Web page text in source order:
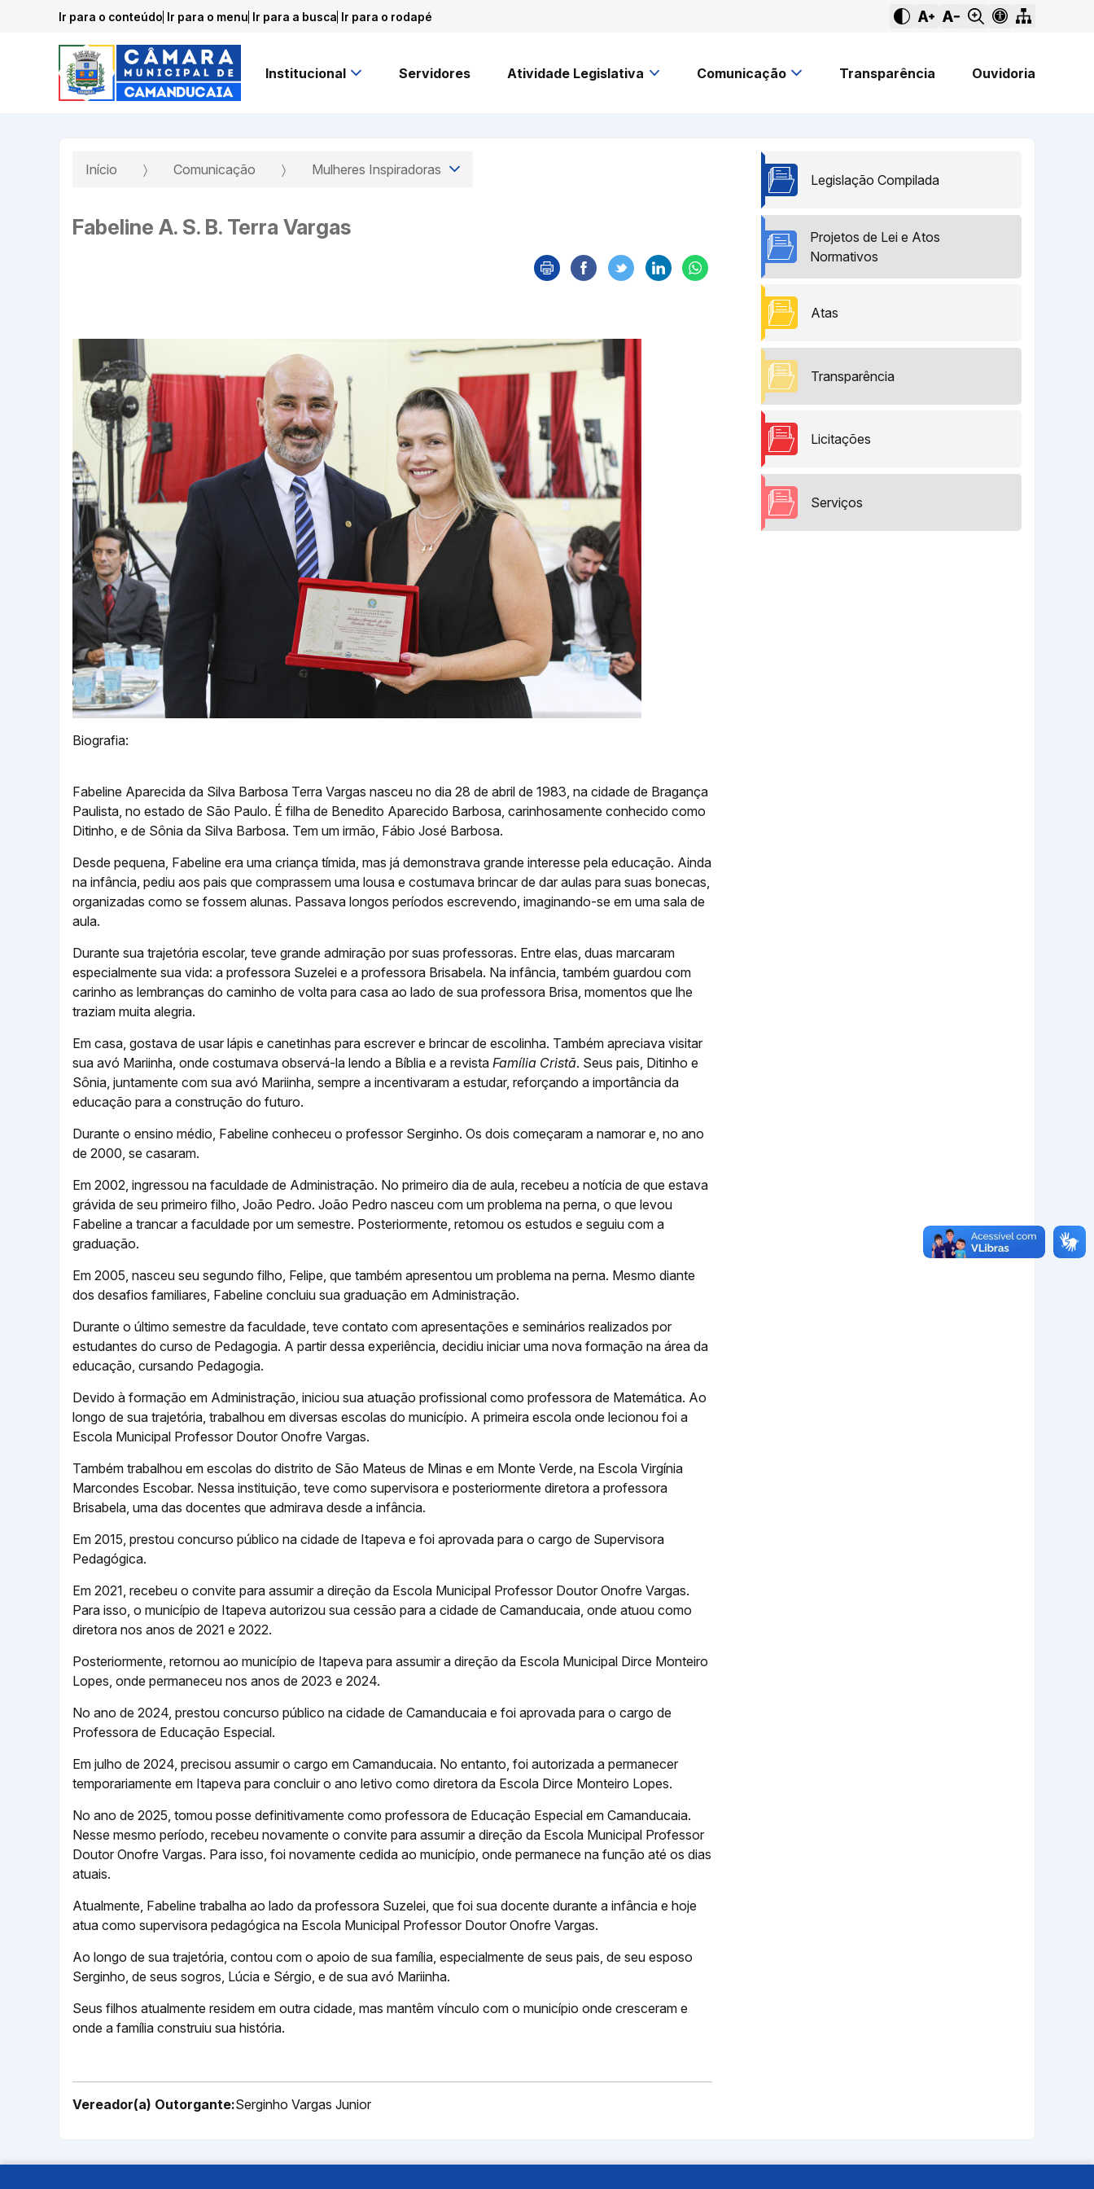
Ir para o conteúdo Ir para o menu Ir para a busca Ir para o rodapé
Institucional Servidores Atividade Legislativa Comunicação Transparência Ouvidoria
Início Comunicação Mulheres Inspiradoras
Fabeline A. S. B. Terra Vargas
Biografia:
Fabeline Aparecida da Silva Barbosa Terra Vargas nasceu no dia 28 de abril de 1983, na cidade de Bragança
Paulista, no estado de São Paulo. É filha de Benedito Aparecido Barbosa, carinhosamente conhecido como
Ditinho, e de Sônia da Silva Barbosa. Tem um irmão, Fábio José Barbosa.
Desde pequena, Fabeline era uma criança tímida, mas já demonstrava grande interesse pela educação. Ainda
na infância, pediu aos pais que comprassem uma lousa e costumava brincar de dar aulas para suas bonecas,
organizadas como se fossem alunas. Passava longos períodos escrevendo, imaginando-se em uma sala de
aula.
Durante sua trajetória escolar, teve grande admiração por suas professoras. Entre elas, duas marcaram
especialmente sua vida: a professora Suzelei e a professora Brisabela. Na infância, também guardou com
carinho as lembranças do caminho de volta para casa ao lado de sua professora Brisa, momentos que lhe
traziam muita alegria.
Em casa, gostava de usar lápis e canetinhas para escrever e brincar de escolinha. Também apreciava visitar
sua avó Mariinha, onde costumava observá-la lendo a Bíblia e a revista Família Cristã. Seus pais, Ditinho e
Sônia, juntamente com sua avó Mariinha, sempre a incentivaram a estudar, reforçando a importância da
educação para a construção do futuro.
Durante o ensino médio, Fabeline conheceu o professor Serginho. Os dois começaram a namorar e, no ano
de 2000, se casaram.
Em 2002, ingressou na faculdade de Administração. No primeiro dia de aula, recebeu a notícia de que estava
grávida de seu primeiro filho, João Pedro. João Pedro nasceu com um problema na perna, o que levou
Fabeline a trancar a faculdade por um semestre. Posteriormente, retomou os estudos e seguiu com a
graduação.
Em 2005, nasceu seu segundo filho, Felipe, que também apresentou um problema na perna. Mesmo diante
dos desafios familiares, Fabeline concluiu sua graduação em Administração.
Durante o último semestre da faculdade, teve contato com apresentações e seminários realizados por
estudantes do curso de Pedagogia. A partir dessa experiência, decidiu iniciar uma nova formação na área da
educação, cursando Pedagogia.
Devido à formação em Administração, iniciou sua atuação profissional como professora de Matemática. Ao
longo de sua trajetória, trabalhou em diversas escolas do município. A primeira escola onde lecionou foi a
Escola Municipal Professor Doutor Onofre Vargas.
Também trabalhou em escolas do distrito de São Mateus de Minas e em Monte Verde, na Escola Virgínia
Marcondes Escobar. Nessa instituição, teve como supervisora e posteriormente diretora a professora
Brisabela, uma das docentes que admirava desde a infância.
Em 2015, prestou concurso público na cidade de Itapeva e foi aprovada para o cargo de Supervisora
Pedagógica.
Em 2021, recebeu o convite para assumir a direção da Escola Municipal Professor Doutor Onofre Vargas.
Para isso, o município de Itapeva autorizou sua cessão para a cidade de Camanducaia, onde atuou como
diretora nos anos de 2021 e 2022.
Posteriormente, retornou ao município de Itapeva para assumir a direção da Escola Municipal Dirce Monteiro
Lopes, onde permaneceu nos anos de 2023 e 2024.
No ano de 2024, prestou concurso público na cidade de Camanducaia e foi aprovada para o cargo de
Professora de Educação Especial.
Em julho de 2024, precisou assumir o cargo em Camanducaia. No entanto, foi autorizada a permanecer
temporariamente em Itapeva para concluir o ano letivo como diretora da Escola Dirce Monteiro Lopes.
No ano de 2025, tomou posse definitivamente como professora de Educação Especial em Camanducaia.
Nesse mesmo período, recebeu novamente o convite para assumir a direção da Escola Municipal Professor
Doutor Onofre Vargas. Para isso, foi novamente cedida ao município, onde permanece na função até os dias
atuais.
Atualmente, Fabeline trabalha ao lado da professora Suzelei, que foi sua docente durante a infância e hoje
atua como supervisora pedagógica na Escola Municipal Professor Doutor Onofre Vargas.
Ao longo de sua trajetória, contou com o apoio de sua família, especialmente de seus pais, de seu esposo
Serginho, de seus sogros, Lúcia e Sérgio, e de sua avó Mariinha.
Seus filhos atualmente residem em outra cidade, mas mantêm vínculo com o município onde cresceram e
onde a família construiu sua história.
Vereador(a) Outorgante:Serginho Vargas Junior
Legislação Compilada
Projetos de Lei e Atos
Normativos
Atas
Transparência
Licitações
Serviços